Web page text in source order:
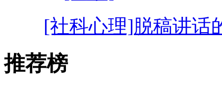
[社科心理]脱稿讲话
推荐榜